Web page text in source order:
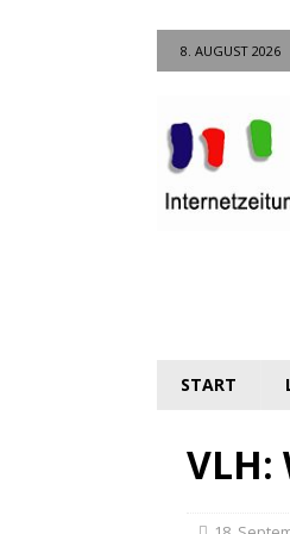
8. AUGUST 2026
START
VLH: